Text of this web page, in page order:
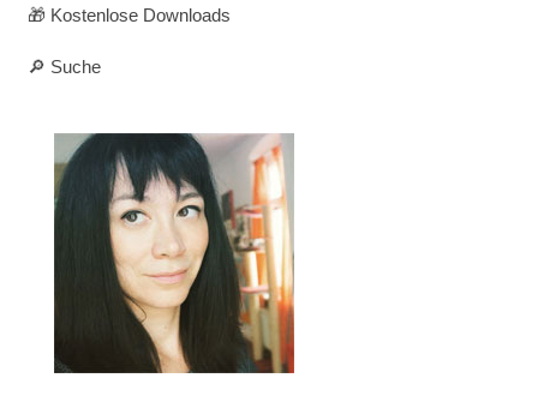
🎁 Kostenlose Downloads
🔎 Suche